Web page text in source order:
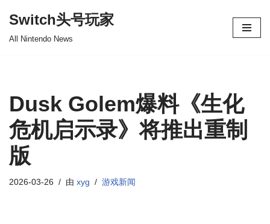
Switch头号玩家
All Nintendo News
Dusk Golem爆料《生化
危机启示录》将推出重制
版
2026-03-26 由 xyg 游戏新闻